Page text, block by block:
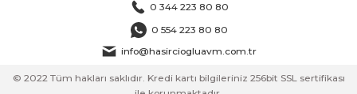
0 344 223 80 80
0 554 223 80 80
info@hasirciogluavm.com.tr
© 2022 Tüm hakları saklıdır. Kredi kartı bilgileriniz 256bit SSL sertifikası